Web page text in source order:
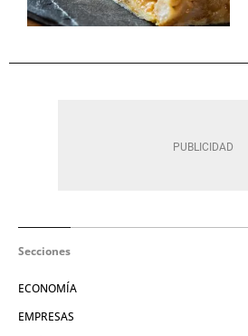
Secciones
ECONOMÍA
EMPRESAS